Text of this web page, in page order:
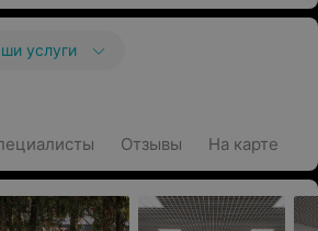
услуги
Отзывы На карте